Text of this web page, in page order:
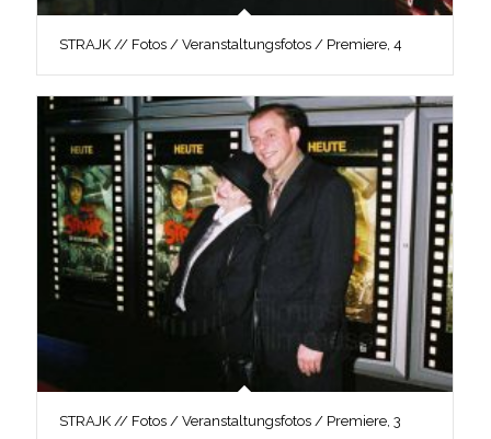
STRAJK // Fotos / Veranstaltungsfotos / Premiere, 4
STRAJK // Fotos / Veranstaltungsfotos / Premiere, 3